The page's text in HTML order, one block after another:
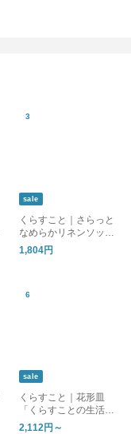
sale
くらすこと｜さらっと
なめらかリネンソック
ス［ギフト/贈り物］
1,804円
sale
くらすこと｜花形皿
「くらすことの生活道
具 古い器の形シリー
2,112円～